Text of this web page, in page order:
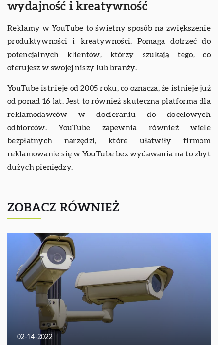
wydajność i kreatywność
Reklamy w YouTube to świetny sposób na zwiększenie
produktywności i kreatywności. Pomaga dotrzeć do
potencjalnych klientów, którzy szukają tego, co
oferujesz w swojej niszy lub branży.
YouTube istnieje od 2005 roku, co oznacza, że istnieje już
od ponad 16 lat. Jest to również skuteczna platforma dla
reklamodawców w docieraniu do docelowych
odbiorców. YouTube zapewnia również wiele
bezpłatnych narzędzi, które ułatwiły firmom
reklamowanie się w YouTube bez wydawania na to zbyt
dużych pieniędzy.
ZOBACZ RÓWNIEŻ
02-14-2022